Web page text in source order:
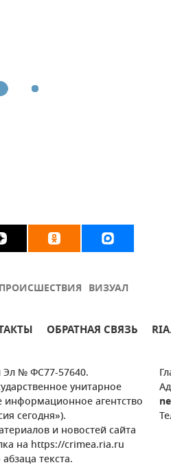
ПРОИСШЕСТВИЯ ВИЗУАЛ
ОБРАТНАЯ СВЯЗЬ
Эл № ФС77-57640.
унитарное
агентство
сегодня»).
и новостей сайта
на https://crimea.ria.ru
текста.